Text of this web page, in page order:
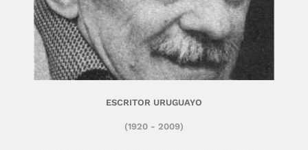
(1920 - 2009)
ESCRITOR URUGUAYO